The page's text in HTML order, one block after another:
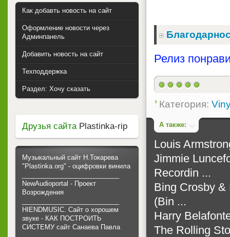
Релиз
Категория:
А также:
Louis
Jimmie
Recordin ...
Bing Crosby &
(Bin ...
Harry
The Rolling
Как добавть новость на сайт
Оформление новости через
Админпанель
Добавить новость на сайт
Техподдержка
Раздел: Хочу сказать
Друзья сайтаPlastinka-rip
Музыкальный сайт Н.Токарева
"Plastinka.org" - оцифровки винила
NewAudioportal - Проект
Возрождения
HIENDMUSIC. Сайт о хорошем
звуке - КАК ПОСТРОИТЬ
СИСТЕМУ сайт Санаева Павла